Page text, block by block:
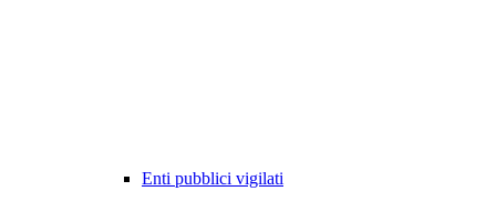
Enti pubblici vigilati